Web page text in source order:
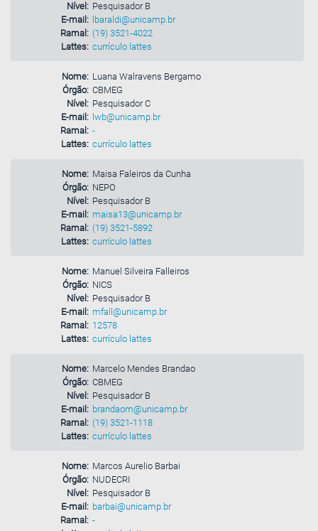
Nível: Pesquisador B
E-mail: lbaraldi@unicamp.br
Ramal: (19) 3521-4022
Lattes: currículo lattes
Nome: Luana Walravens Bergamo
Órgão: CBMEG
Nível: Pesquisador C
E-mail: lwb@unicamp.br
Ramal: -
Lattes: currículo lattes
Nome: Maisa Faleiros da Cunha
Órgão: NEPO
Nível: Pesquisador B
E-mail: maisa13@unicamp.br
Ramal: (19) 3521-5892
Lattes: currículo lattes
Nome: Manuel Silveira Falleiros
Órgão: NICS
Nível: Pesquisador B
E-mail: mfall@unicamp.br
Ramal: 12578
Lattes: currículo lattes
Nome: Marcelo Mendes Brandao
Órgão: CBMEG
Nível: Pesquisador B
E-mail: brandaom@unicamp.br
Ramal: (19) 3521-1118
Lattes: currículo lattes
Nome: Marcos Aurelio Barbai
Órgão: NUDECRI
Nível: Pesquisador B
E-mail: barbai@unicamp.br
Ramal: -